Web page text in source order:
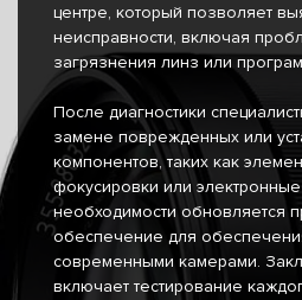
центре, который позволяет
неисправности, включая
загрязнения линз или
После диагностики
замене поврежденных или
компонентов, таких как
фокусировки или
необходимости обновляется
обеспечение для
современными камерами.
включает тестирование